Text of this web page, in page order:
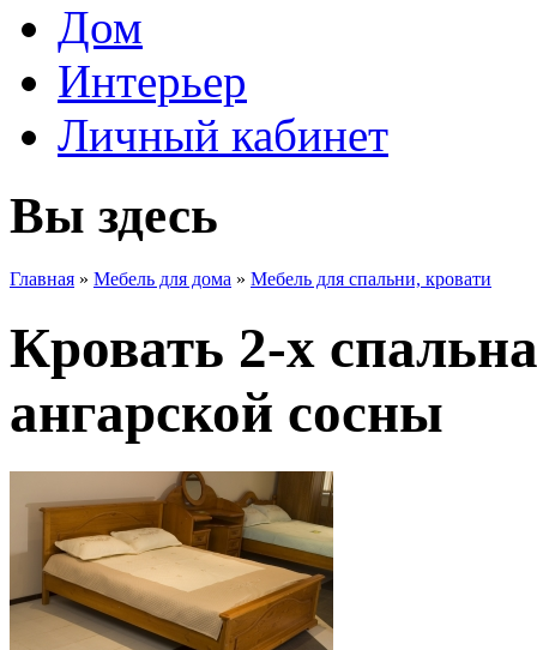
Дом
Интерьер
Личный кабинет
Вы здесь
Главная » Мебель для дома » Мебель для спальни, кровати
Кровать 2-х
ангарской сосны